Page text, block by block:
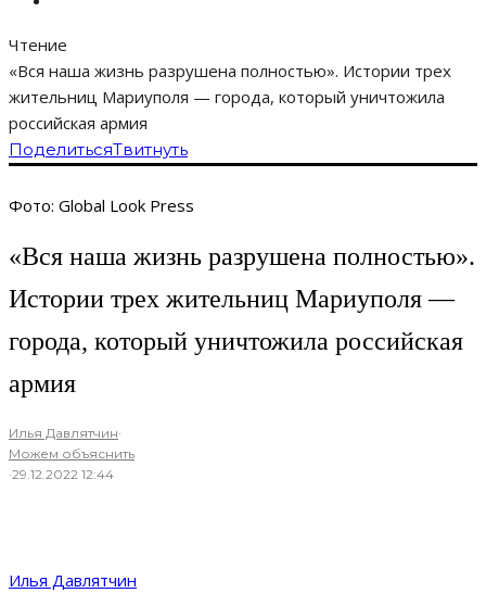
Чтение
«Вся наша жизнь разрушена полностью». Истории трех
жительниц Мариуполя — города, который уничтожила
российская армия
ПоделитьсяТвитнуть
Фото: Global Look Press
«Вся наша жизнь разрушена полностью».
Истории трех жительниц Мариуполя —
города, который уничтожила российская
армия
Илья Давлятчин·
Можем объяснить
·29.12.2022 12:44
Илья Давлятчин